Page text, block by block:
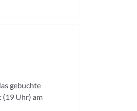
gebuchte
(19 Uhr) am